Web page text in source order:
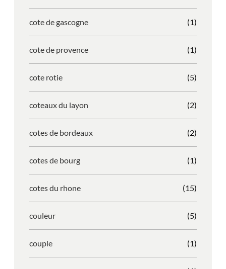
cote de gascogne (1)
cote de provence (1)
cote rotie (5)
coteaux du layon (2)
cotes de bordeaux (2)
cotes de bourg (1)
cotes du rhone (15)
couleur (5)
couple (1)